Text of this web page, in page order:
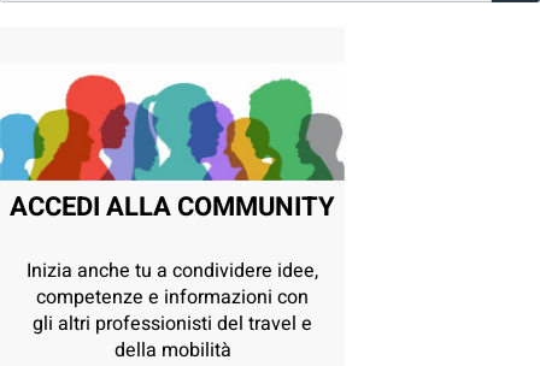
ACCEDI ALLA COMMUNITY
Inizia anche tu a condividere idee,
competenze e informazioni con
gli altri professionisti del travel e
della mobilità